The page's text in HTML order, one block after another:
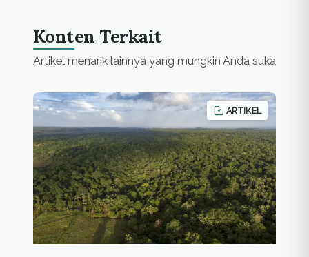
Konten Terkait
Artikel menarik lainnya yang mungkin Anda suka
ARTIKEL